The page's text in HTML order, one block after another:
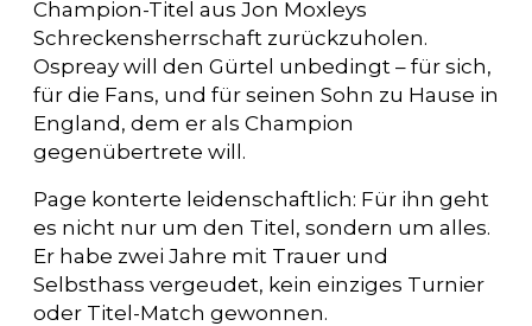
Champion-Titel aus Jon Moxleys
Schreckensherrschaft zurückzuholen.
Ospreay will den Gürtel unbedingt – für sich,
für die Fans, und für seinen Sohn zu Hause in
England, dem er als Champion
gegenübertrete will.
Page konterte leidenschaftlich: Für ihn geht
es nicht nur um den Titel, sondern um alles.
Er habe zwei Jahre mit Trauer und
Selbsthass vergeudet, kein einziges Turnier
oder Titel-Match gewonnen.